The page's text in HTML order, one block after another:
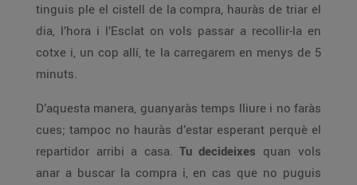
tinguis ple el cistell de la compra, hauràs de triar el
dia, l’hora i l’Esclat on vols passar a recollir-la en
cotxe i, un cop allí, te la carregarem en menys de 5
minuts.
D’aquesta manera, guanyaràs temps lliure i no faràs
cues; tampoc no hauràs d’estar esperant perquè el
repartidor arribi a casa. Tu decideixes quan vols
anar a buscar la compra i, en cas que no puguis